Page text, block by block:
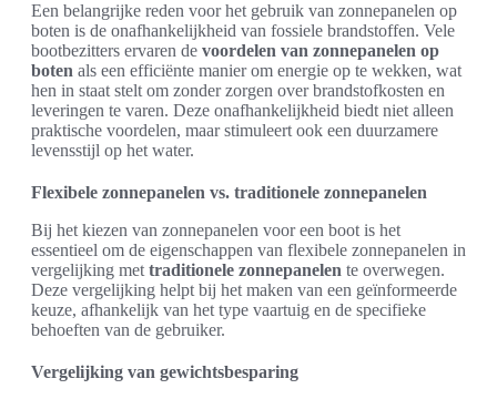
Een belangrijke reden voor het gebruik van zonnepanelen op
boten is de onafhankelijkheid van fossiele brandstoffen. Vele
bootbezitters ervaren de voordelen van zonnepanelen op
boten als een efficiënte manier om energie op te wekken, wat
hen in staat stelt om zonder zorgen over brandstofkosten en
leveringen te varen. Deze onafhankelijkheid biedt niet alleen
praktische voordelen, maar stimuleert ook een duurzamere
levensstijl op het water.
Flexibele zonnepanelen vs. traditionele zonnepanelen
Bij het kiezen van zonnepanelen voor een boot is het
essentieel om de eigenschappen van flexibele zonnepanelen in
vergelijking met traditionele zonnepanelen te overwegen.
Deze vergelijking helpt bij het maken van een geïnformeerde
keuze, afhankelijk van het type vaartuig en de specifieke
behoeften van de gebruiker.
Vergelijking van gewichtsbesparing